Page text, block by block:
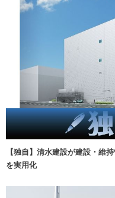
【独自】清水建設が建設・維
を実用化